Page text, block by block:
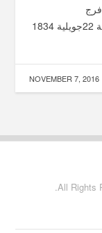
فرج
5جويلية1830 الغزو الفرنسي وسقوط العاصمة 22جويلية 1834
NOVEMBER 7, 2016